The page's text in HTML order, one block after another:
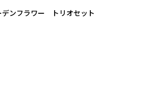
ンフラワー トリオセット